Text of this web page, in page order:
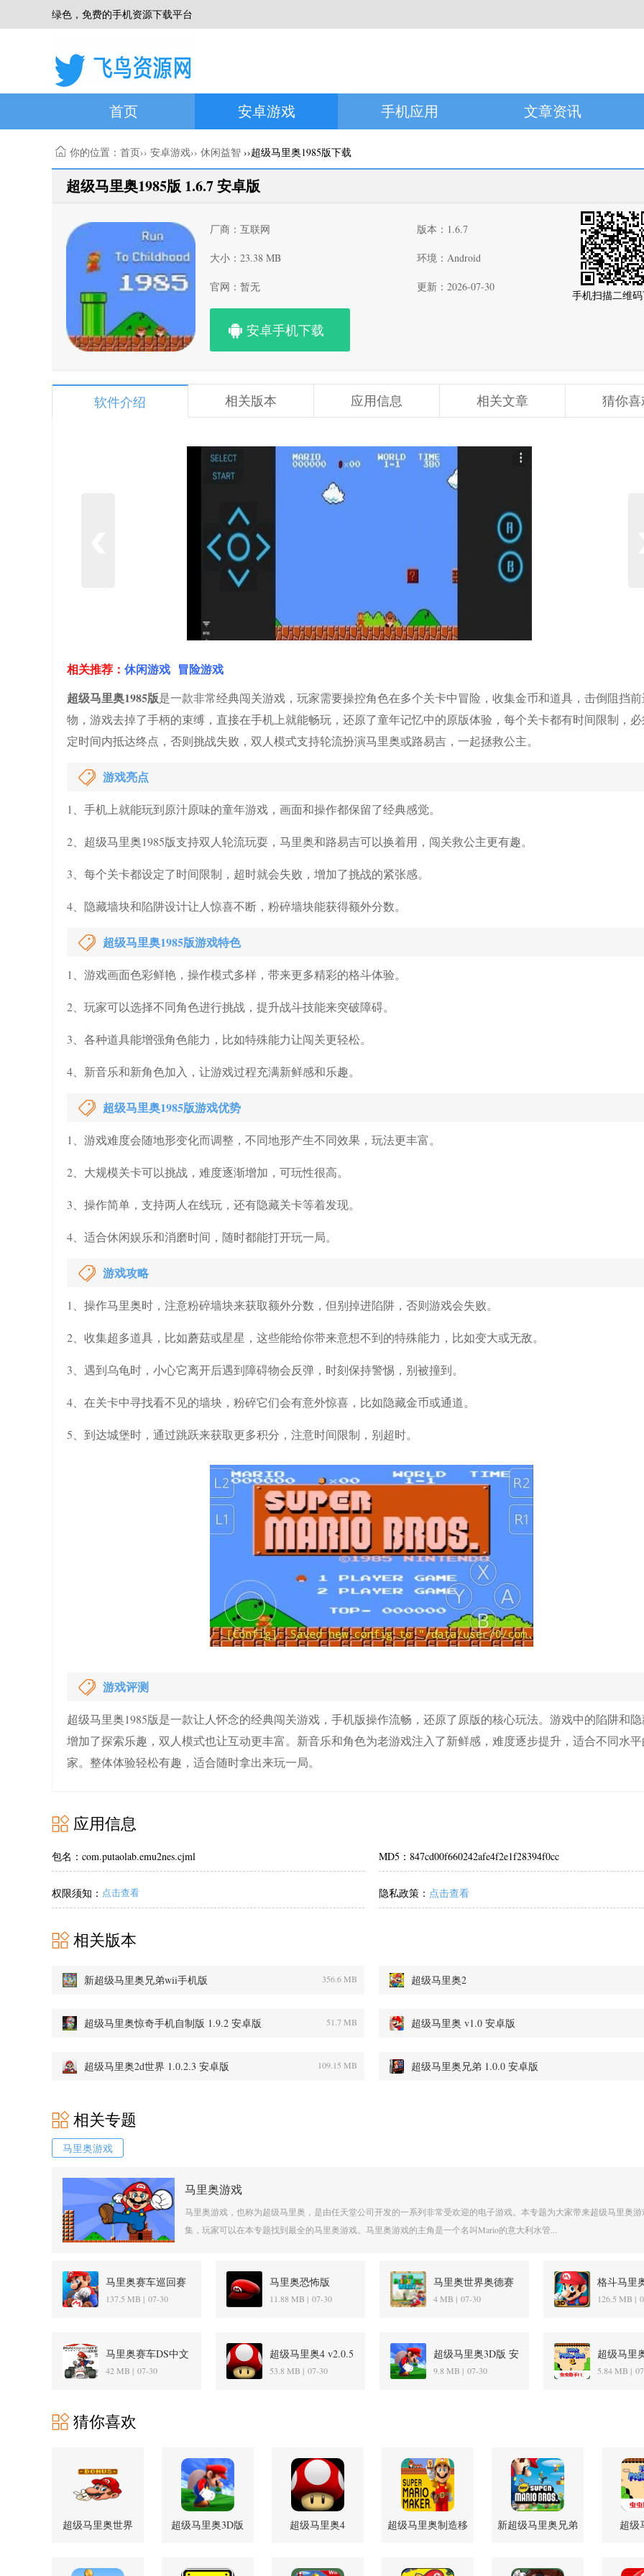
绿色，免费的手机资源下载平台
首页 安卓游戏 手机应用 文章资讯
你的位置： 首页›› 安卓游戏›› 休闲益智 ››超级马里奥1985版下载
超级马里奥1985版 1.6.7 安卓版
安卓手机下载
厂商：互联网 版本：1.6.7
大小：23.38 MB 环境：Android
官网：暂无 更新：2026-07-30
手机扫描二维
软件介绍 相关版本 应用信息 相关文章 猜你喜
相关推荐： 休闲游戏 冒险游戏
超级马里奥1985版是一款非常经典闯关游戏，玩家需要操控角色在多个关卡中冒险，收集金币和道具，击倒阻挡
物，游戏去掉了手柄的束缚，直接在手机上就能畅玩，还原了童年记忆中的原版体验，每个关卡都有时间限制，
定时间内抵达终点，否则挑战失败，双人模式支持轮流扮演马里奥或路易吉，一起拯救公主。
游戏亮点
1、手机上就能玩到原汁原味的童年游戏，画面和操作都保留了经典感觉。
2、超级马里奥1985版支持双人轮流玩耍，马里奥和路易吉可以换着用，闯关救公主更有趣。
3、每个关卡都设定了时间限制，超时就会失败，增加了挑战的紧张感。
4、隐藏墙块和陷阱设计让人惊喜不断，粉碎墙块能获得额外分数。
超级马里奥1985版游戏特色
1、游戏画面色彩鲜艳，操作模式多样，带来更多精彩的格斗体验。
2、玩家可以选择不同角色进行挑战，提升战斗技能来突破障碍。
3、各种道具能增强角色能力，比如特殊能力让闯关更轻松。
4、新音乐和新角色加入，让游戏过程充满新鲜感和乐趣。
超级马里奥1985版游戏优势
1、游戏难度会随地形变化而调整，不同地形产生不同效果，玩法更丰富。
2、大规模关卡可以挑战，难度逐渐增加，可玩性很高。
3、操作简单，支持两人在线玩，还有隐藏关卡等着发现。
4、适合休闲娱乐和消磨时间，随时都能打开玩一局。
游戏攻略
1、操作马里奥时，注意粉碎墙块来获取额外分数，但别掉进陷阱，否则游戏会失败。
2、收集超多道具，比如蘑菇或星星，这些能给你带来意想不到的特殊能力，比如变大或无敌。
3、遇到乌龟时，小心它离开后遇到障碍物会反弹，时刻保持警惕，别被撞到。
4、在关卡中寻找看不见的墙块，粉碎它们会有意外惊喜，比如隐藏金币或通道。
5、到达城堡时，通过跳跃来获取更多积分，注意时间限制，别超时。
游戏评测
超级马里奥1985版是一款让人怀念的经典闯关游戏，手机版操作流畅，还原了原版的核心玩法。游戏中的陷阱和
增加了探索乐趣，双人模式也让互动更丰富。新音乐和角色为老游戏注入了新鲜感，难度逐步提升，适合不同水
家。整体体验轻松有趣，适合随时拿出来玩一局。
应用信息
包名：com.putaolab.emu2nes.cjml MD5：847cd00f660242afe4f2e1f28394f0cc
权限须知： 点击查看 隐私政策： 点击查看
相关版本
新超级马里奥兄弟wii手机版 356.6 MB 超级马里奥2
超级马里奥惊奇手机自制版 1.9.2 安卓版 51.7 MB 超级马里奥 v1.0 安卓版
超级马里奥2d世界 1.0.2.3 安卓版 109.15 MB 超级马里奥兄弟 1.0.0 安卓版
相关专题
马里奥游戏
马里奥游戏
马里奥游戏，也称为超级马里奥，是由任天堂公司开发的一系列非常受欢迎的电子游戏。本专题为大家带来超级马里奥游
集，玩家可以在本专题找到最全的马里奥游戏。马里奥游戏的主角是一个名叫Mario的意大利水管...
马里奥赛车巡回赛
3.6.0 安卓版
137.5 MB | 07-30
马里奥恐怖版
1.0.0.0 安卓版
11.88 MB | 07-30
马里奥世界奥德赛
1.0.5 安卓版
4 MB | 07-30
格斗马里
安卓版
126.5 MB |
马里奥赛车DS中文
版 3.0 安卓版
42 MB | 07-30
超级马里奥4 v2.0.5
安卓版
53.8 MB | 07-30
超级马里奥3D版 安
卓版
9.8 MB | 07-30
超级马里
5.84 MB |
猜你喜欢
超级马里奥世界
超级马里奥3D版
超级马里奥4
超级马里奥制造移
新超级马里奥兄弟
超级